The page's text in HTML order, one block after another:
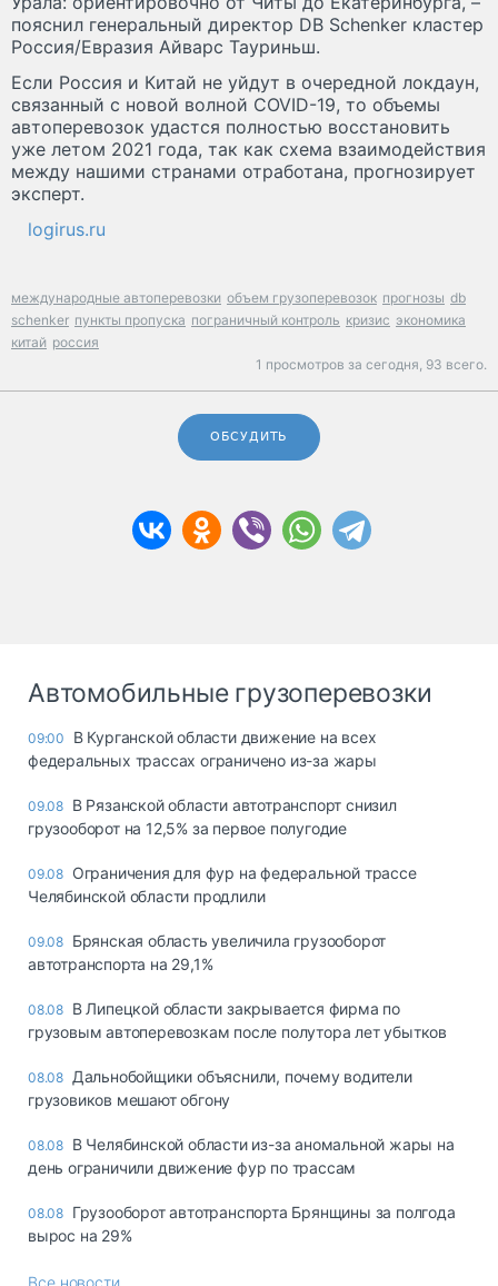
пояснил генеральный директор DB Schenker кластер
Россия/Евразия Айварс Тауриньш.
Если Россия и Китай не уйдут в очередной локдаун,
связанный с новой волной COVID-19, то объемы
автоперевозок удастся полностью восстановить
уже летом 2021 года, так как схема взаимодействия
между нашими странами отработана, прогнозирует
эксперт.
logirus.ru
международные автоперевозки объем грузоперевозок прогнозы db
schenker пункты пропуска пограничный контроль кризис экономика
китай россия
1 просмотров за сегодня, 93 всего.
ОБСУДИТЬ
Автомобильные грузоперевозки
09:00
В Курганской области движение на всех
федеральных трассах ограничено из-за жары
09.08 В Рязанской области автотранспорт снизил
грузооборот на 12,5% за первое полугодие
09.08 Ограничения для фур на федеральной трассе
Челябинской области продлили
09.08 Брянская область увеличила грузооборот
автотранспорта на 29,1%
08.08 В Липецкой области закрывается фирма по
грузовым автоперевозкам после полутора лет убытков
08.08 Дальнобойщики объяснили, почему водители
грузовиков мешают обгону
08.08 В Челябинской области из-за аномальной жары на
день ограничили движение фур по трассам
08.08 Грузооборот автотранспорта Брянщины за полгода
вырос на 29%
Все новости